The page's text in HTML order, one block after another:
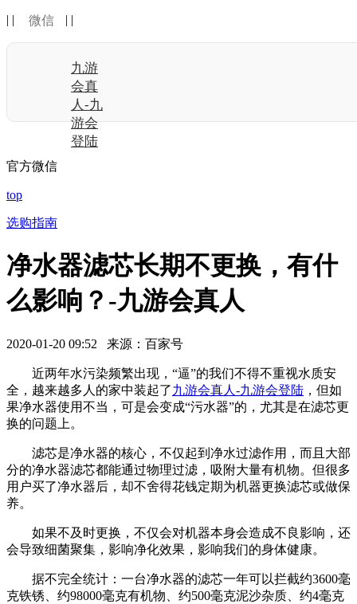
| | 微信 | |
九游
会真
人-九
游会
登陆
官方微信
top
选购指南
净水器滤芯长期不更换，有什
么影响？-九游会真人
2020-01-20 09:52 来源：百家号
近两年水污染频繁出现，“逼”的我们不得不重视水质安
全，越来越多人的家中装起了九游会真人-九游会登陆 ，但如
果净水器使用不当，可是会变成“污水器”的，尤其是在滤芯更
换的问题上。
滤芯是净水器的核心，不仅起到净水过滤作用，而且大部
分的净水器滤芯都能通过物理过滤，吸附大量有机物。但很多
用户买了净水器后，却不舍得花钱定期为机器更换滤芯或做保
养。
如果不及时更换，不仅会对机器本身会造成不良影响，还
会导致细菌聚集，影响净化效果，影响我们的身体健康。
据不完全统计：一台净水器的滤芯一年可以拦截约3600毫
克铁锈、约98000毫克有机物、约500毫克泥沙杂质、约4毫克